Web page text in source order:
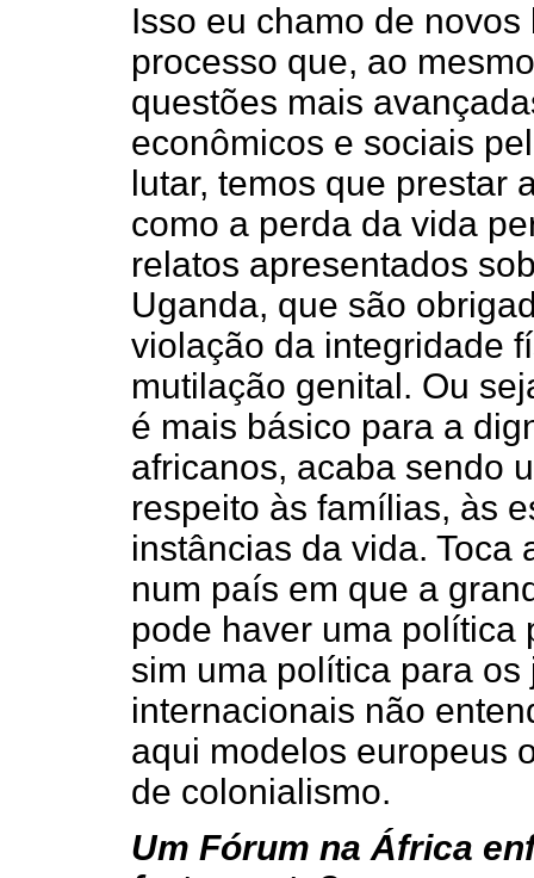
Isso eu chamo de
processo que, ao
questões mais
econômicos e sociais
lutar, temos que prestar
como a perda da vida
relatos apresentados
Uganda, que são
violação da integridade
mutilação genital. Ou
é mais básico para a
africanos, acaba sendo
respeito às famílias, às
instâncias da vida. Toca
num país em que a
pode haver uma política
sim uma política para
internacionais não
aqui modelos europeus
de colonialismo.
Um Fórum na África